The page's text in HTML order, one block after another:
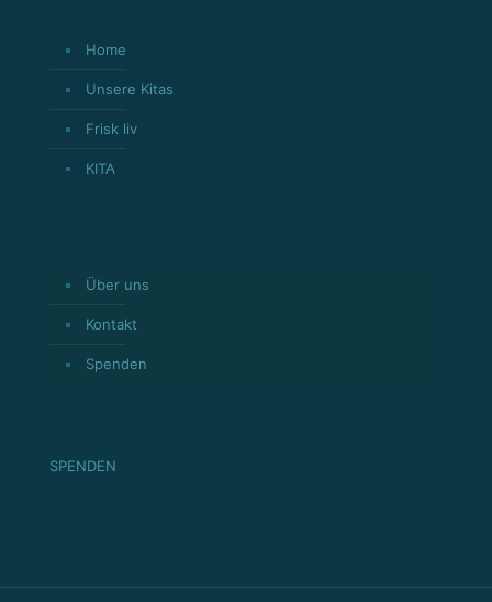
Home
Unsere Kitas
Frisk liv
KITA
Über uns
Kontakt
Spenden
SPENDEN